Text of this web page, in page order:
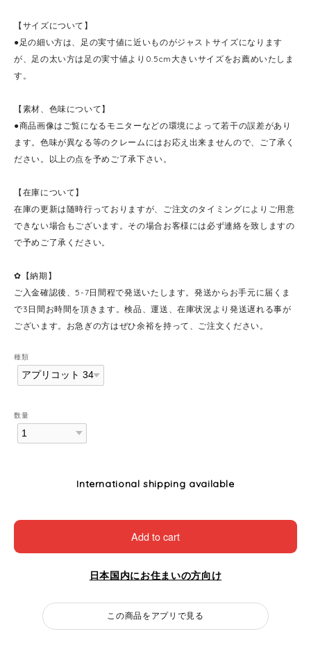
【サイズについて】
●足の細い方は、足の実寸値に近いものがジャストサイズになります
が、足の太い方は足の実寸値より0.5cm大きいサイズをお薦めいたしま
す。
【素材、色味について】
●商品画像はご覧になるモニターなどの環境によって若干の誤差があり
ます。色味が異なる等のクレームにはお応え出来ませんので、ご了承く
ださい。以上の点を予めご了承下さい。
【在庫について】
在庫の更新は随時行っておりますが、ご注文のタイミングによりご用意
できない場合もございます。その場合お客様には必ず連絡を致しますの
で予めご了承ください。
✿【納期】
ご入金確認後、5-7日間程で発送いたします。発送からお手元に届くま
で3日間お時間を頂きます。検品、運送、在庫状況より発送遅れる事が
ございます。お急ぎの方はぜひ余裕を持って、ご注文ください。
種類
数量
International shipping available
Add to cart
日本国内にお住まいの方向け
この商品をアプリで見る